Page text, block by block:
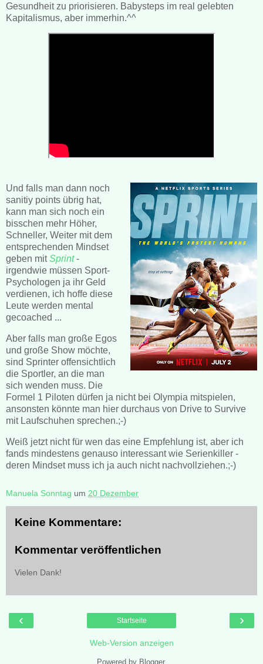
Gesundheit zu priorisieren. Babysteps im real gelebten
Kapitalismus, aber immerhin.^^
Und falls man dann noch
sanitiy points übrig hat,
kann man sich noch ein
bisschen mehr Höher,
Schneller, Weiter mit dem
entsprechenden Mindset
geben mitSprint -
irgendwie müssen Sport-
Psychologen ja ihr Geld
verdienen, ich hoffe diese
Leute werden mental
gecoached ...
Aber falls man große Egos
und große Show möchte,
sind Sprinter offensichtlich
die Sportler, an die man
sich wenden muss. Die
Formel 1 Piloten dürfen ja nicht bei Olympia mitspielen,
ansonsten könnte man hier durchaus von Drive to Survive
mit Laufschuhen sprechen.;-)
Weiß jetzt nicht für wen das eine Empfehlung ist, aber ich
fands mindestens genauso interessant wie Serienkiller -
deren Mindset muss ich ja auch nicht nachvollziehen.;-)
Manuela Sonntag um 20 Dezember
Keine Kommentare:
Kommentar veröffentlichen
Vielen Dank!
‹ ›
Startseite
Web-Version anzeigen
Powered by Blogger.